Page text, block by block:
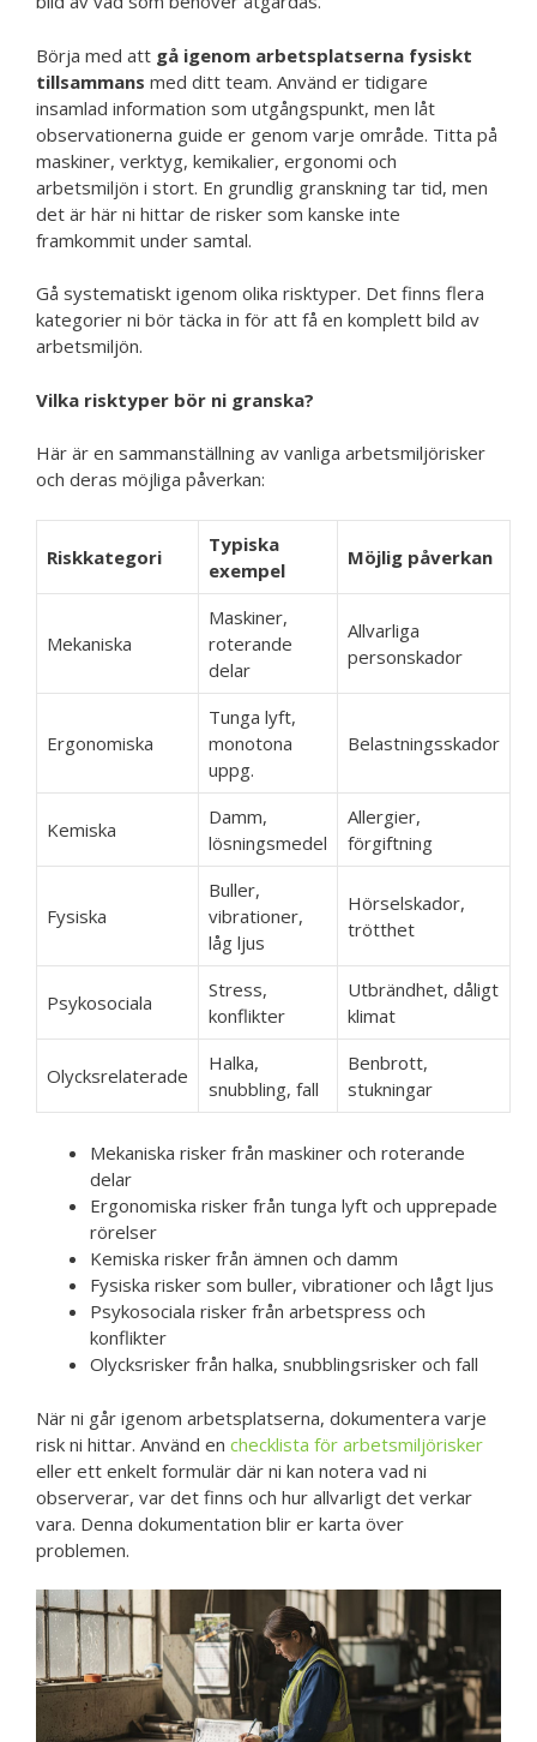
Börja med att gå igenom arbetsplatserna fysiskt
tillsammans med ditt team. Använd er tidigare
insamlad information som utgångspunkt, men låt
observationerna guide er genom varje område. Titta på
maskiner, verktyg, kemikalier, ergonomi och
arbetsmiljön i stort. En grundlig granskning tar tid, men
det är här ni hittar de risker som kanske inte
framkommit under samtal.
Gå systematiskt igenom olika risktyper. Det finns flera
kategorier ni bör täcka in för att få en komplett bild av
arbetsmiljön.
Vilka risktyper bör ni granska?
Här är en sammanställning av vanliga arbetsmiljörisker
och deras möjliga påverkan:
Riskkategori
Typiska
exempel
Möjlig påverkan
Mekaniska
Maskiner,
roterande
delar
Allvarliga
personskador
Ergonomiska
Tunga lyft,
monotona
uppg.
Belastningsskador
Kemiska
Damm,
lösningsmedel
Allergier,
förgiftning
Fysiska
Buller,
vibrationer,
låg ljus
Hörselskador,
trötthet
Psykosociala
Stress,
konflikter
Utbrändhet, dåligt
klimat
Olycksrelaterade
Halka,
snubbling, fall
Benbrott,
stukningar
Mekaniska risker från maskiner och roterande
delar
Ergonomiska risker från tunga lyft och upprepade
rörelser
Kemiska risker från ämnen och damm
Fysiska risker som buller, vibrationer och lågt ljus
Psykosociala risker från arbetspress och
konflikter
Olycksrisker från halka, snubblingsrisker och fall
När ni går igenom arbetsplatserna, dokumentera varje
risk ni hittar. Använd en checklista för arbetsmiljörisker
eller ett enkelt formulär där ni kan notera vad ni
observerar, var det finns och hur allvarligt det verkar
vara. Denna dokumentation blir er karta över
problemen.